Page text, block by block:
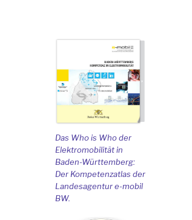
Das Who is Who der
Elektromobilität in
Baden-Württemberg:
Der Kompetenzatlas der
Landesagentur e-mobil
BW.